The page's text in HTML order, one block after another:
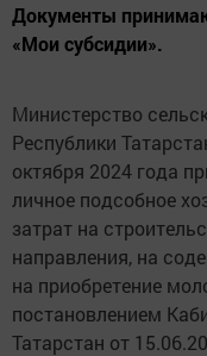
Документы
«Мои субсидии».
Министерство
Республики
октября 2024 года
личное подсобное
затрат на
направления, на
на приобретение
постановлением
Татарстан от